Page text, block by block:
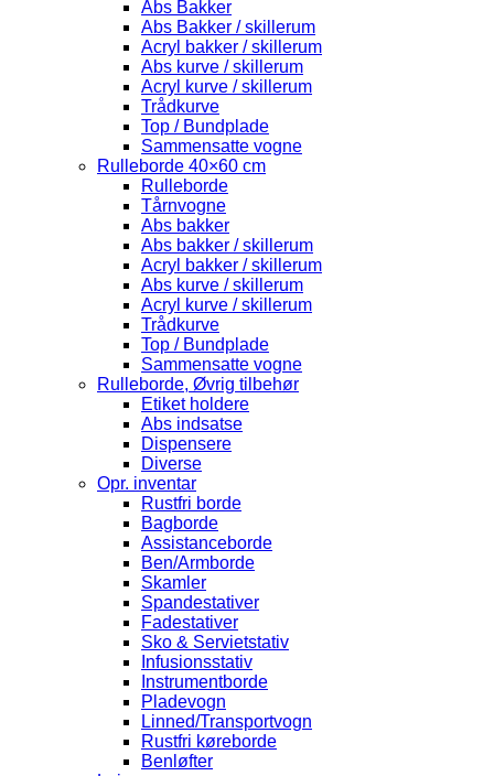
Abs Bakker
Abs Bakker / skillerum
Acryl bakker / skillerum
Abs kurve / skillerum
Acryl kurve / skillerum
Trådkurve
Top / Bundplade
Sammensatte vogne
Rulleborde 40×60 cm
Rulleborde
Tårnvogne
Abs bakker
Abs bakker / skillerum
Acryl bakker / skillerum
Abs kurve / skillerum
Acryl kurve / skillerum
Trådkurve
Top / Bundplade
Sammensatte vogne
Rulleborde, Øvrig tilbehør
Etiket holdere
Abs indsatse
Dispensere
Diverse
Opr. inventar
Rustfri borde
Bagborde
Assistanceborde
Ben/Armborde
Skamler
Spandestativer
Fadestativer
Sko & Servietstativ
Infusionsstativ
Instrumentborde
Pladevogn
Linned/Transportvogn
Rustfri køreborde
Benløfter